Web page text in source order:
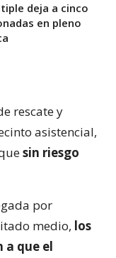
deja a cinco
en pleno
rescate y
asistencial,
sin riesgo
por
medio, los
a que el